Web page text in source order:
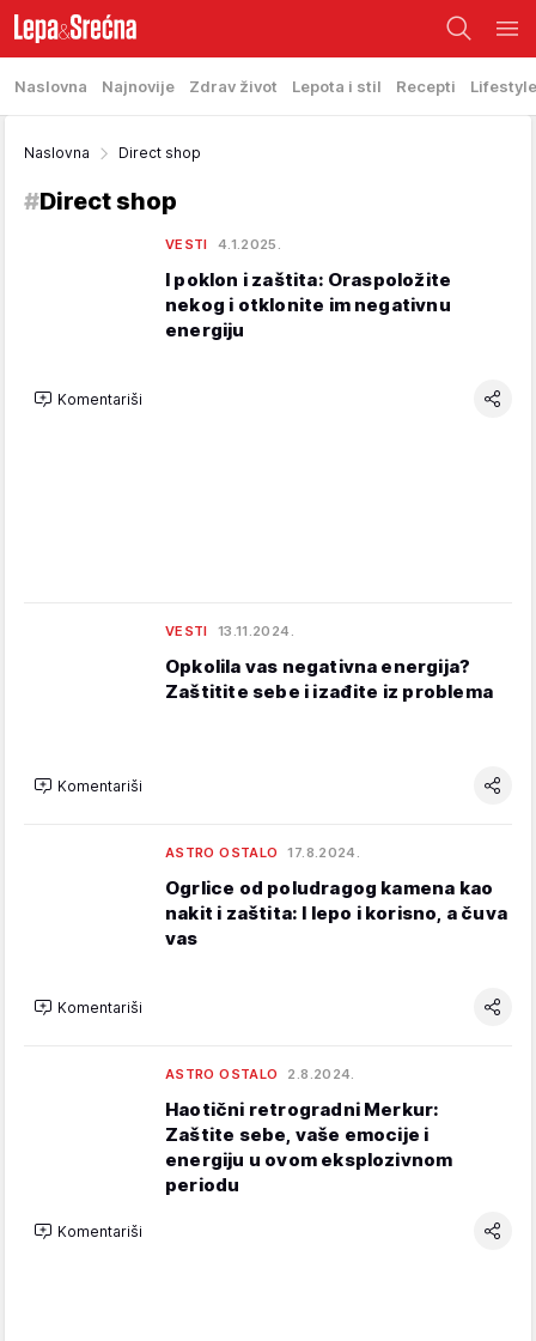
Naslovna Najnovije Zdrav život Lepota i stil Recepti Lifestyle
Naslovna Direct shop
#Direct shop
VESTI 4.1.2025.
I poklon i zaštita: Oraspoložite
nekog i otklonite im negativnu
energiju
Komentariši
VESTI 13.11.2024.
Opkolila vas negativna energija?
Zaštitite sebe i izađite iz problema
Komentariši
ASTRO OSTALO 17.8.2024.
Ogrlice od poludragog kamena kao
nakit i zaštita: I lepo i korisno, a čuva
vas
Komentariši
ASTRO OSTALO 2.8.2024.
Haotični retrogradni Merkur:
Zaštite sebe, vaše emocije i
energiju u ovom eksplozivnom
periodu
Komentariši